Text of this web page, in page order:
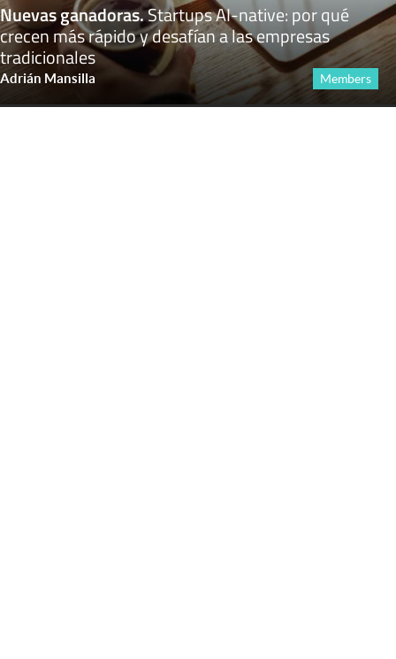
Nuevas ganadoras.Startups AI-native: por qué
crecen más rápido y desafían a las empresas
tradicionales
Adrián Mansilla Members